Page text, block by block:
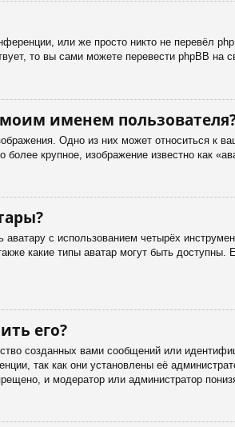
или же просто никто не перевёл
то вы сами можете перевести phpBB
именем
Одно из них может относиться
крупное, изображение известно как
с использованием четырёх
какие типы аватар могут быть
его?
созданных вами сообщений или
так как они установлены её
и модератор или администратор